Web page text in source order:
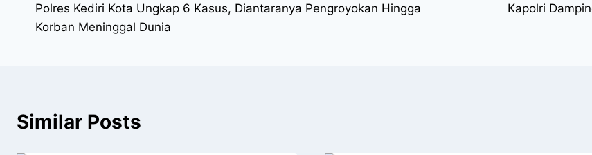
Polres Kediri Kota Ungkap 6 Kasus, Diantaranya Pengroyokan Hingga
Korban Meninggal Dunia
Kapolri
Similar Posts